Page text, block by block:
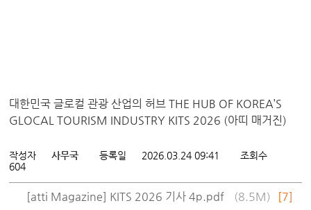
대한민국 글로컬 관광 산업의 허브 THE HUB OF KOREA’S
GLOCAL TOURISM INDUSTRY KITS 2026 (아띠 매거진)
작성자 사무국 등록일 2026.03.24 09:41
조회수
604
[atti Magazine] KITS 2026 기사 4p.pdf (8.5M) [7]